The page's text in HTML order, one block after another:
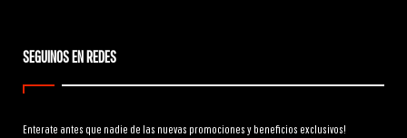
SEGUINOS EN REDES
Enterate antes que nadie de las nuevas promociones y beneficios exclusivos!